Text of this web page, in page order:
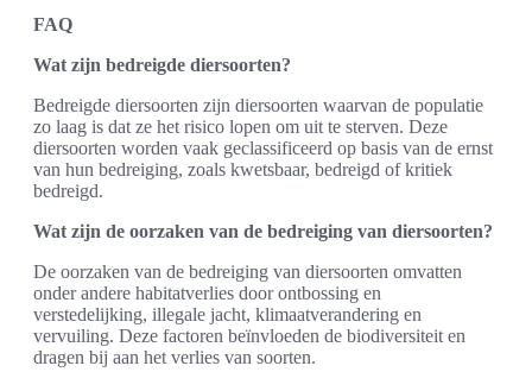
FAQ
Wat zijn bedreigde diersoorten?
Bedreigde diersoorten zijn diersoorten waarvan de populatie
zo laag is dat ze het risico lopen om uit te sterven. Deze
diersoorten worden vaak geclassificeerd op basis van de ernst
van hun bedreiging, zoals kwetsbaar, bedreigd of kritiek
bedreigd.
Wat zijn de oorzaken van de bedreiging van diersoorten?
De oorzaken van de bedreiging van diersoorten omvatten
onder andere habitatverlies door ontbossing en
verstedelijking, illegale jacht, klimaatverandering en
vervuiling. Deze factoren beïnvloeden de biodiversiteit en
dragen bij aan het verlies van soorten.